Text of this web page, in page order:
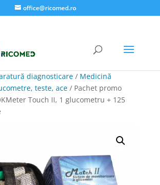
office@ricomed.ro
diagnosticare/ Medicină
teste, ace/ Pachet promo
Touch II, 1 glucometru + 125